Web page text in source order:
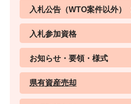
入札公告（WTO案件以外）
入札参加資格
お知らせ・要領・様式
県有資産売却